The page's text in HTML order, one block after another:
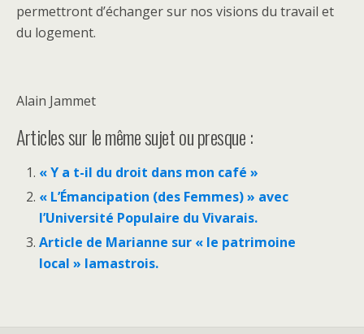
permettront d’échanger sur nos visions du travail et
du logement.
Alain Jammet
Articles sur le même sujet ou presque :
« Y a t-il du droit dans mon café »
« L’Émancipation (des Femmes) » avec
l’Université Populaire du Vivarais.
Article de Marianne sur « le patrimoine
local » lamastrois.